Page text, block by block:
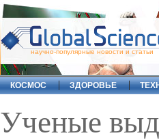
научно-популярные новости и статьи
КОСМОС ЗДОРОВЬЕ
Ученые